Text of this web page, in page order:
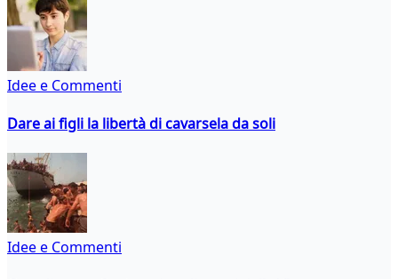
Idee e Commenti
Dare ai figli la libertà di cavarsela da soli
Idee e Commenti